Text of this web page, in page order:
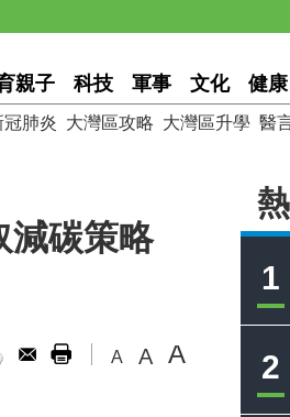
親子 科技 軍事 文化 健康
冠肺炎 大灣區攻略 大灣區升學 醫
1
2
碳策略
A A A